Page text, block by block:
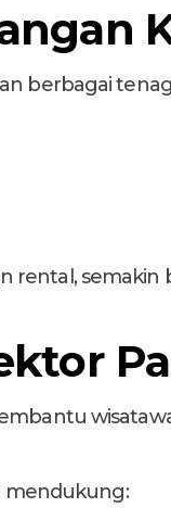
berbagai
rental,
mendukung: